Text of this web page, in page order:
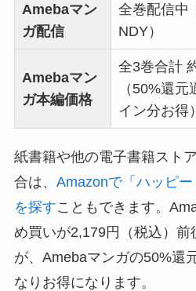
Amebaマン
ガ配信
全巻配信中
NDY）
Amebaマン
ガ本編価格
全3巻合計
（50%還
イン分お得）
紙書籍や他の電子書籍スト
合は、 Amazonで「ハッピー
を探すこともできます。
め買いが2,179円（税込）前
が、Amebaマンガの50%還
なりお得になります。